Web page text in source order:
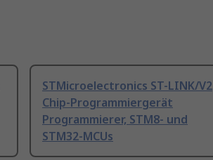
STMicroelectronics ST-LINK/V2
Chip-Programmiergerät
Programmierer, STM8- und
STM32-MCUs